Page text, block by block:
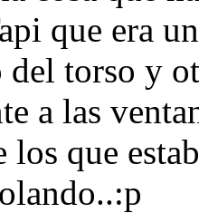
que era
del torso y
a las
los que